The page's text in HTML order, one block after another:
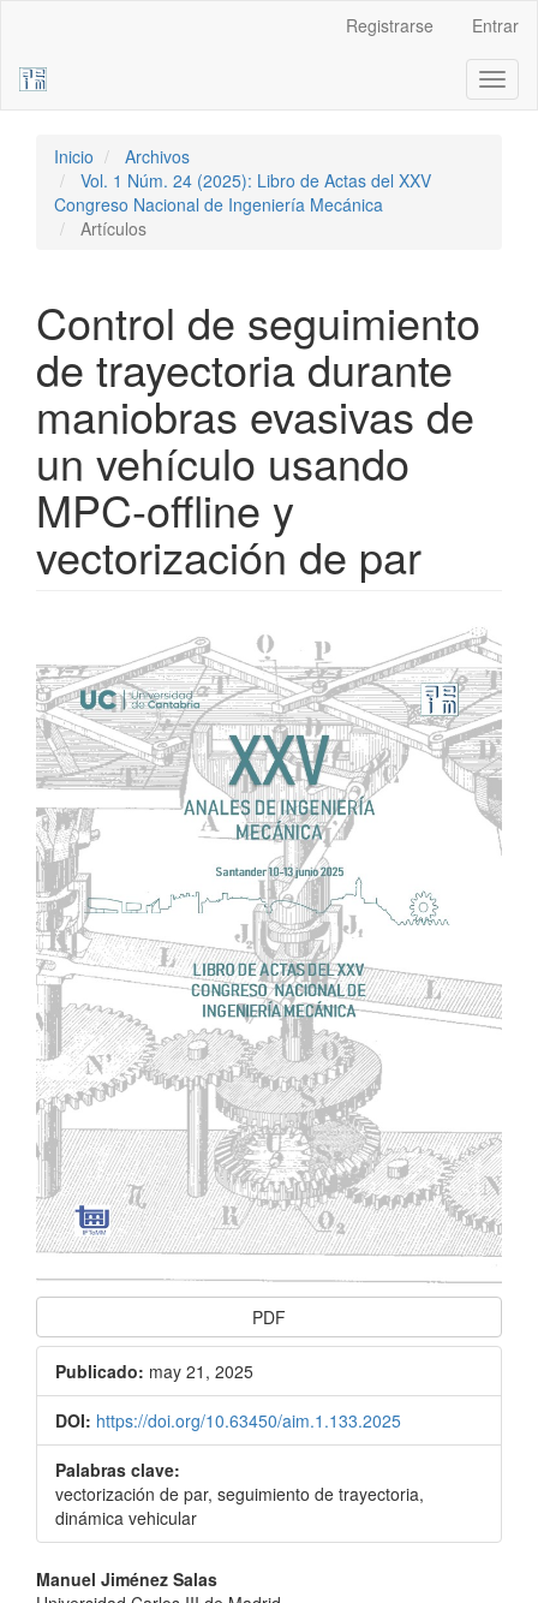
Barra
Registrarse Entrar
Inicio
Archivos
Vol. 1 Núm. 24 (2025): Libro de Actas del XXV
Congreso Nacional de Ingeniería Mecánica
Artículos
Control de seguimiento
de trayectoria durante
maniobras evasivas de
un vehículo usando
MPC-offline y
vectorización de par
lateral
del
artículo
PDF
Publicado: may 21, 2025
DOI: https://doi.org/10.63450/aim.1.133.2025
Palabras clave:
vectorización de par, seguimiento de trayectoria,
dinámica vehicular
Contenido
Manuel Jiménez Salas